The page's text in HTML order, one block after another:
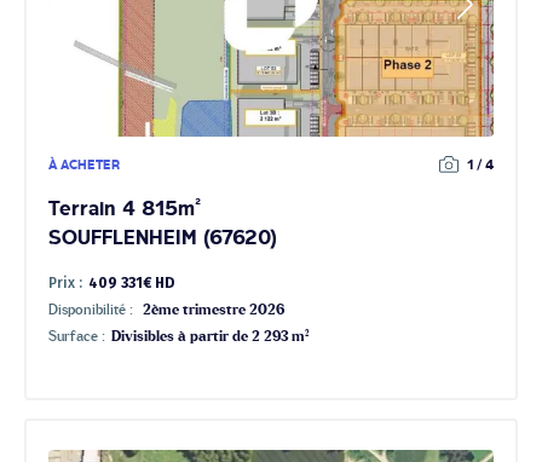
À ACHETER 1 / 4
Terrain 4 815m²
SOUFFLENHEIM (67620)
Prix : 409 331€ HD
Disponibilité :
2ème trimestre 2026
Surface : Divisibles à partir de 2 293 m²